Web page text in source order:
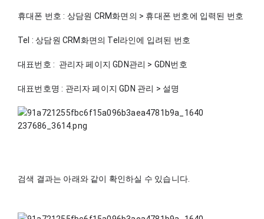
휴대폰 번호 : 상담원 CRM화면의 > 휴대폰 번호에 입력된 번호
Tel : 상담원 CRM화면의 Tel라인에 입려된 번호
대표번호 :  관리자 페이지 GDN관리 > GDN번호
대표번호명 : 관리자 페이지 GDN 관리 > 설명
검색 결과는 아래와 같이 확인하실 수 있습니다.